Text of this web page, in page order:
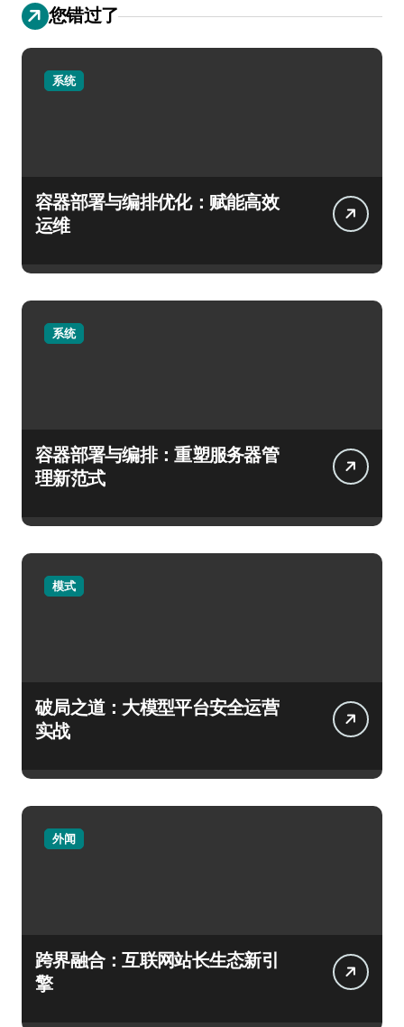
您错过了
系统
容器部署与编排优化：赋能高效
运维
系统
容器部署与编排：重塑服务器管
理新范式
模式
破局之道：大模型平台安全运营
实战
外闻
跨界融合：互联网站长生态新引
擎